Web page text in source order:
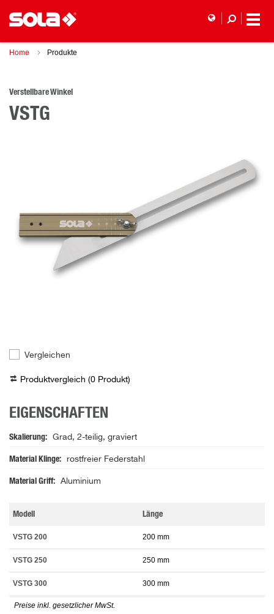
Home Produkte
Verstellbare Winkel
VSTG
Vergleichen
Produktvergleich (0 Produkt)
EIGENSCHAFTEN
Skalierung Grad, 2-teilig, graviert
Material Klinge rostfreier Federstahl
Material Griff Aluminium
Modell Länge
VSTG 200 200 mm
VSTG 250 250 mm
VSTG 300 300 mm
Preise inkl. gesetzlicher MwSt.